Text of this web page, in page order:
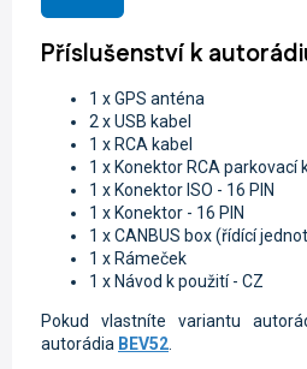
Příslušenství k
1 x GPS anténa
2 x USB kabel
1 x RCA kabel
1 x Konektor RCA parkovací
1 x Konektor ISO - 16 PIN
1 x Konektor - 16 PIN
1 x CANBUS box (řídící
1 x Rámeček
1 x Návod k použití - CZ
Pokud vlastníte variantu
autorádia BEV52